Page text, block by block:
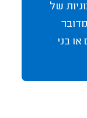
של
בני